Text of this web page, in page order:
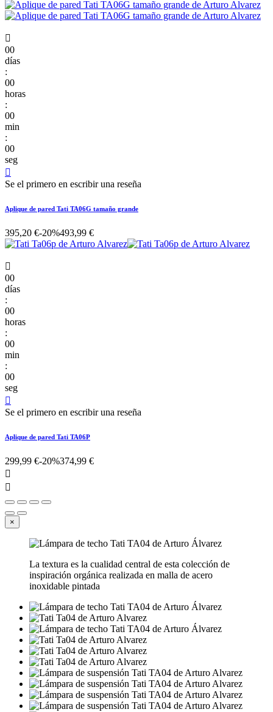

00
días
:
00
horas
:
00
min
:
00
seg

Se el primero en escribir una reseña
Aplique de pared Tati TA06G tamaño grande
395,20 €-20%493,99 €

00
días
:
00
horas
:
00
min
:
00
seg

Se el primero en escribir una reseña
Aplique de pared Tati TA06P
299,99 €-20%374,99 €


×
La textura es la cualidad central de esta colección de
inspiración orgánica realizada en malla de acero
inoxidable pintada